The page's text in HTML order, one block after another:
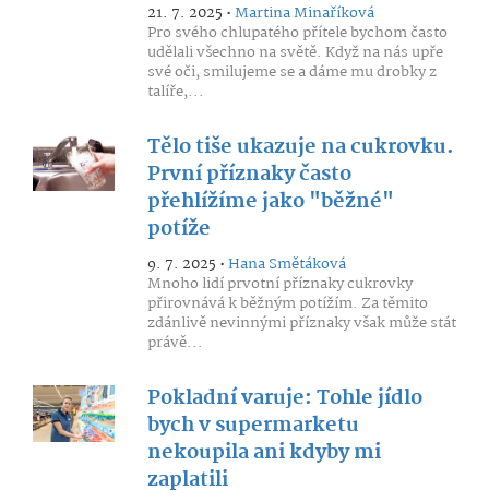
21. 7. 2025 •Martina Minaříková
Pro svého chlupatého přítele bychom často
udělali všechno na světě. Když na nás upře
své oči, smilujeme se a dáme mu drobky z
talíře,...
Tělo tiše ukazuje na cukrovku.
První příznaky často
přehlížíme jako "běžné"
potíže
9. 7. 2025 •Hana Smětáková
Mnoho lidí prvotní příznaky cukrovky
přirovnává k běžným potížím. Za těmito
zdánlivě nevinnými příznaky však může stát
právě...
Pokladní varuje: Tohle jídlo
bych v supermarketu
nekoupila ani kdyby mi
zaplatili